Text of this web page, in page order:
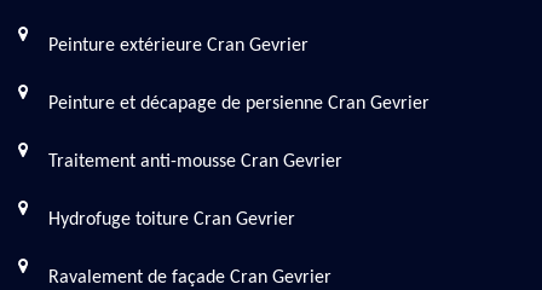
Peinture extérieure Cran Gevrier
Peinture et décapage de persienne Cran Gevrier
Traitement anti-mousse Cran Gevrier
Hydrofuge toiture Cran Gevrier
Ravalement de façade Cran Gevrier